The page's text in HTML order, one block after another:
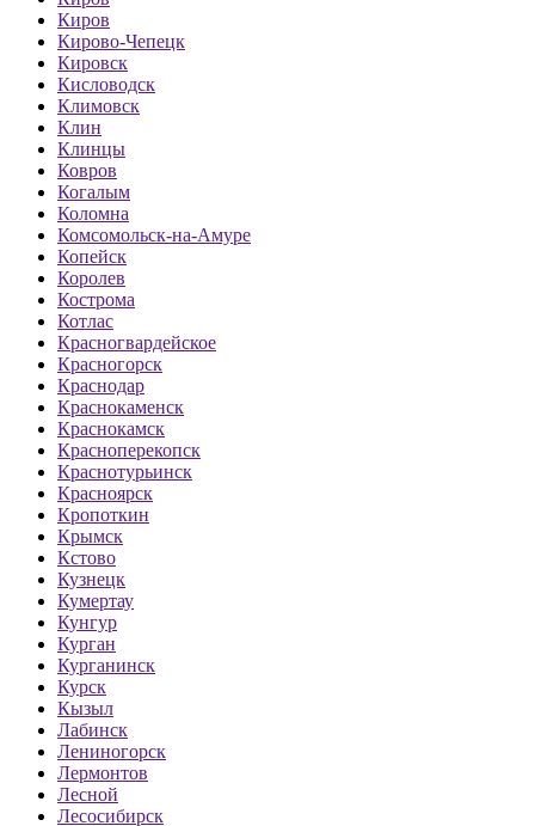
Киров
Кирово-Чепецк
Кировск
Кисловодск
Климовск
Клин
Клинцы
Ковров
Когалым
Коломна
Комсомольск-на-Амуре
Копейск
Королев
Кострома
Котлас
Красногвардейское
Красногорск
Краснодар
Краснокаменск
Краснокамск
Красноперекопск
Краснотурьинск
Красноярск
Кропоткин
Крымск
Кстово
Кузнецк
Кумертау
Кунгур
Курган
Курганинск
Курск
Кызыл
Лабинск
Лениногорск
Лермонтов
Лесной
Лесосибирск